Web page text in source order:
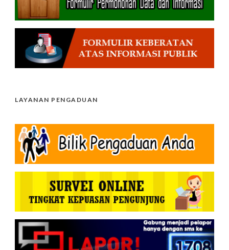
LAYANAN PENGADUAN